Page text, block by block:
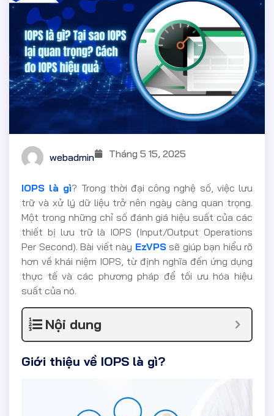
webadmin Tháng 5 15, 2025
IOPS là gì? Trong thời đại công nghệ số, việc lưu
trữ và xử lý dữ liệu trở nên ngày càng quan trọng.
Một trong những chỉ số đánh giá hiệu suất của các
thiết bị lưu trữ là IOPS (Input/Output Operations
Per Second). Bài viết này EzVPSsẽ giúp bạn hiểu rõ
hơn về khái niệm IOPS, từ định nghĩa đến ứng dụng
thực tế và các phương pháp để tối ưu hóa hiệu
suất của nó.
Nội dung
Giới thiệu về IOPS là gì?